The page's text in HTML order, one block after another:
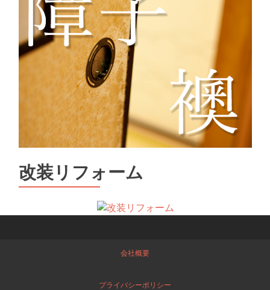
改装リフォーム
会社概要
プライバシーポリシー